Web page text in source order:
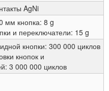
AgNi
мм кнопка: 8 g
и переключатели: 15 g
кнопки: 300 000 циклов
кнопок и
3 000 000 циклов